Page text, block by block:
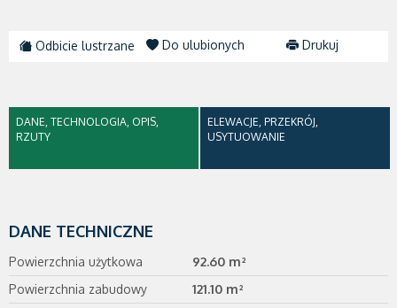
Odbicie lustrzane Do ulubionych Drukuj
DANE, TECHNOLOGIA, OPIS,
RZUTY
ELEWACJE, PRZEKRÓJ,
USYTUOWANIE
DANE TECHNICZNE
Powierzchnia użytkowa
92.60 m²
Powierzchnia zabudowy
121.10 m²